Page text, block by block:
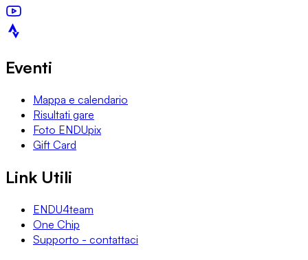
Eventi
Mappa e calendario
Risultati gare
Foto ENDUpix
Gift Card
Link Utili
ENDU4team
One Chip
Supporto - contattaci